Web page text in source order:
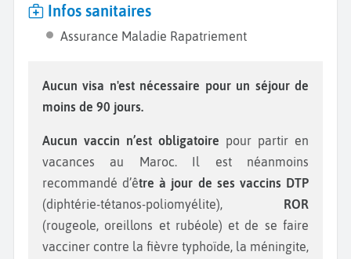
Infos sanitaires
Assurance Maladie Rapatriement
Aucun visa n'est nécessaire pour un séjour de
moins de 90 jours.
Aucun vaccin n’est obligatoire pour partir en
vacances au Maroc. Il est néanmoins
recommandé d’être à jour de ses vaccins DTP
(diphtérie-tétanos-poliomyélite), ROR
(rougeole, oreillons et rubéole) et de se faire
vacciner contre la fièvre typhoïde, la méningite,